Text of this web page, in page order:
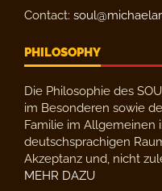
Contact:
PHILOSOPHY
Die Philosophie des
im Besonderen sowie
Familie im Allgemeinen
deutschsprachigen
Akzeptanz und, nicht
MEHR DAZU